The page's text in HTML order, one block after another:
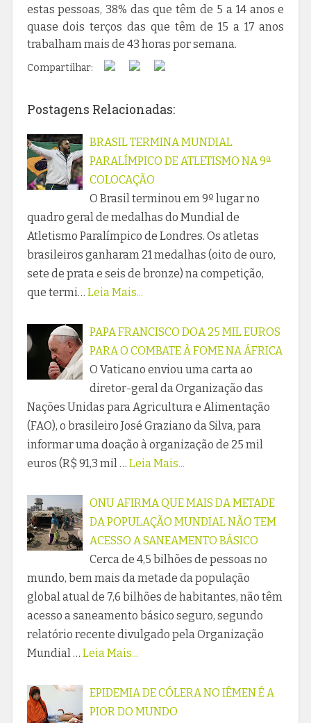
estas pessoas, 38% das que têm de 5 a 14 anos e
quase dois terços das que têm de 15 a 17 anos
trabalham mais de 43 horas por semana.
Compartilhar:
Postagens Relacionadas:
BRASIL TERMINA MUNDIAL
PARALÍMPICO DE ATLETISMO NA 9ª
COLOCAÇÃO
O Brasil terminou em 9º lugar no
quadro geral de medalhas do Mundial de
Atletismo Paralímpico de Londres. Os atletas
brasileiros ganharam 21 medalhas (oito de ouro,
sete de prata e seis de bronze) na competição,
que termi… Leia Mais...
PAPA FRANCISCO DOA 25 MIL EUROS
PARA O COMBATE À FOME NA ÁFRICA
O Vaticano enviou uma carta ao
diretor-geral da Organização das
Nações Unidas para Agricultura e Alimentação
(FAO), o brasileiro José Graziano da Silva, para
informar uma doação à organização de 25 mil
euros (R$ 91,3 mil … Leia Mais...
ONU AFIRMA QUE MAIS DA METADE
DA POPULAÇÃO MUNDIAL NÃO TEM
ACESSO A SANEAMENTO BÁSICO
Cerca de 4,5 bilhões de pessoas no
mundo, bem mais da metade da população
global atual de 7,6 bilhões de habitantes, não têm
acesso a saneamento básico seguro, segundo
relatório recente divulgado pela Organização
Mundial … Leia Mais...
EPIDEMIA DE CÓLERA NO IÊMEN É A
PIOR DO MUNDO